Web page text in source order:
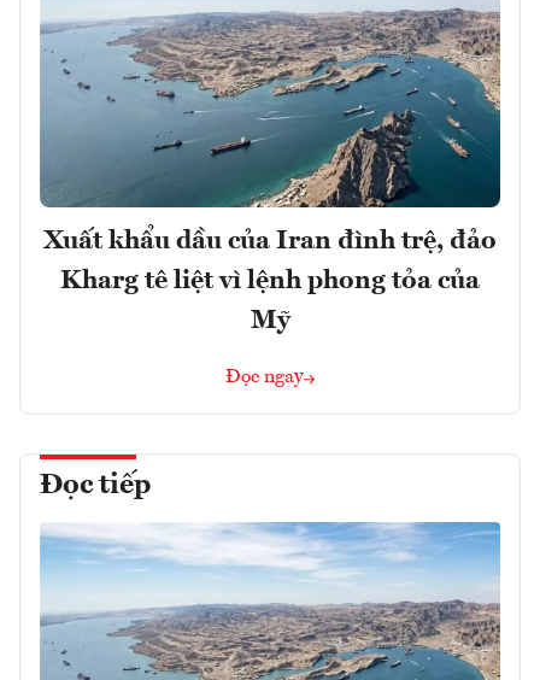
Xuất khẩu dầu của Iran đình trệ, đảo
Kharg tê liệt vì lệnh phong tỏa của
Mỹ
Đọc ngay
Đọc tiếp